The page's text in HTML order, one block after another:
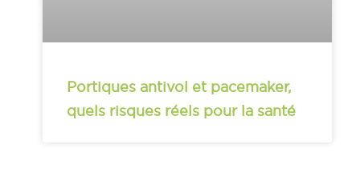
Portiques antivol et pacemaker,
quels risques réels pour la santé